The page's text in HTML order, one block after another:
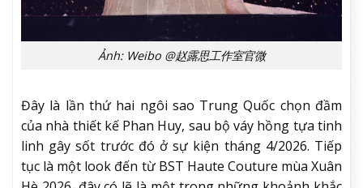
Ảnh: Weibo @赵露思工作室官微
Đây là lần thứ hai ngôi sao Trung Quốc chọn đầm
của nhà thiết kế Phan Huy, sau bộ váy hồng tựa tinh
linh gây sốt trước đó ở sự kiện tháng 4/2026. Tiếp
tục là một look đến từ BST Haute Couture mùa Xuân